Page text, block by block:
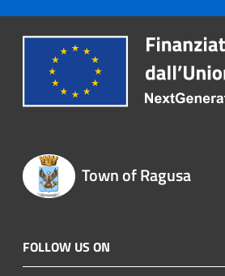
Town of Ragusa
FOLLOW US ON